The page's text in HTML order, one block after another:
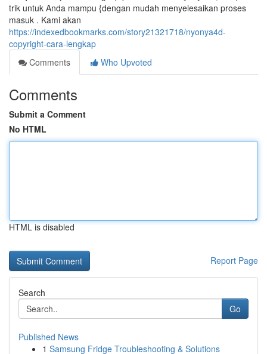
trik untuk Anda mampu {dengan mudah menyelesaikan proses
masuk . Kami akan
https://indexedbookmarks.com/story21321718/nyonya4d-
copyright-cara-lengkap
Comments
Who Upvoted
Comments
Submit a Comment
No HTML
HTML is disabled
Report Page
Search
Go
Published News
1 Samsung Fridge Troubleshooting & Solutions